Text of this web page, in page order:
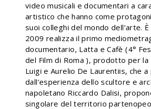
video musicali e documentari a
artistico che hanno come
suoi colleghi del mondo dell’arte.
2009 realizza il primo
documentario, Latta e Cafè (4°
del Film di Roma ), prodotto per la
Luigi e Aurelio De Laurentiis, che
dall’esperienza dello scultore e
napoletano Riccardo Dalisi,
singolare del territorio